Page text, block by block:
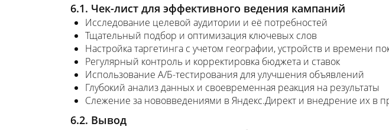
6.1. Чек-лист для эффективного ведения кампаний
Исследование целевой аудитории и её потребностей
Тщательный подбор и оптимизация ключевых слов
Настройка таргетинга с учетом географии, устройств и времени
Регулярный контроль и корректировка бюджета и ставок
Использование А/Б-тестирования для улучшения объявлений
Глубокий анализ данных и своевременная реакция на результаты
Слежение за нововведениями в Яндекс.Директ и внедрение их в
6.2. Вывод